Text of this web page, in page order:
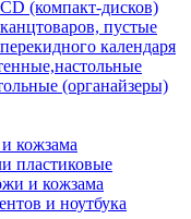
(компакт-дисков)
пустые
календаря
(органайзеры)
кожзама
пластиковые
и кожзама
и ноутбука